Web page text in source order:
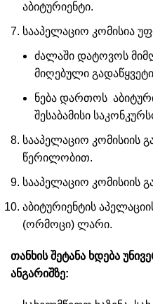
აბიტურიენტი.
სააპელაციო კომისია
ძალაში დატოვოს
მიღებული
ნება დართოს
შესაბამისი
სააპელაციო კომისიის
წერილობით.
სააპელაციო კომისიის
აბიტურიენტის
(ორმოცი) ლარი.
თანხის შეტანა ხდება
ანგარიშზე: